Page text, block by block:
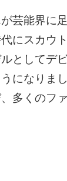
芸能界に
にスカウ
としてデ
になりま
多くのフ